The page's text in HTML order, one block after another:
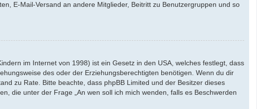
E-Mail-Versand an andere Mitglieder, Beitritt zu Benutzergruppen und so
im Internet von 1998) ist ein Gesetz in den USA, welches festlegt, dass
des oder der Erziehungsberechtigten benötigen. Wenn du dir
zu Rate. Bitte beachte, dass phpBB Limited und der Besitzer dieses
die unter der Frage „An wen soll ich mich wenden, falls es Beschwerden